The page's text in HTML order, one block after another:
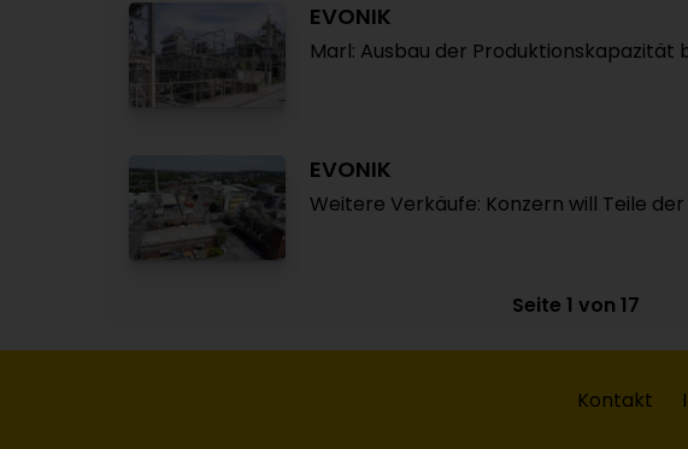
EVONIK
Marl: Ausbau der Produktionskapazität
EVONIK
Weitere Verkäufe: Konzern will Teile
Seite 1 von 17
Kontakt